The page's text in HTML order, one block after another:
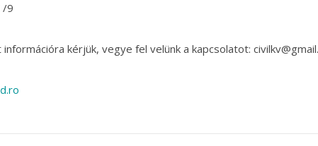
/9
kérjük, vegye fel velünk a kapcsolatot: